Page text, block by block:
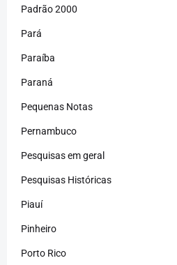
Padrão 2000
Pará
Paraíba
Paraná
Pequenas Notas
Pernambuco
Pesquisas em geral
Pesquisas Históricas
Piauí
Pinheiro
Porto Rico